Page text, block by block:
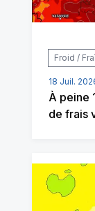
Froid /
18 Juil.
À peine
de frais